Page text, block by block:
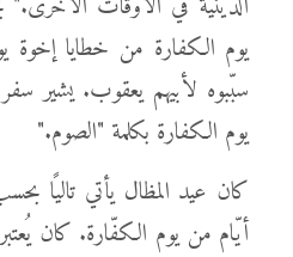
يوم الكفارة من خطايا
يوم الكفارة بكلمة "الصوم."
كان عيد المظال يأتي تاليًا
أيّام من يوم الكفّارة. كان